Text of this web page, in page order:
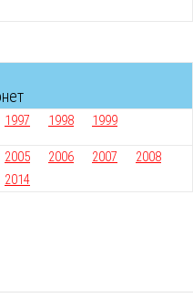
1997 1998 1999
2005 2006 2007
2008
2014